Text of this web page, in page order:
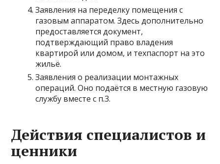
Заявления на переделку помещения с
газовым аппаратом. Здесь дополнительно
предоставляется документ,
подтверждающий право владения
квартирой или домом, и техпаспорт на это
жильё.
Заявления о реализации монтажных
операций. Оно подаётся в местную газовую
службу вместе с п.3.
Действия специалистов и
ценники